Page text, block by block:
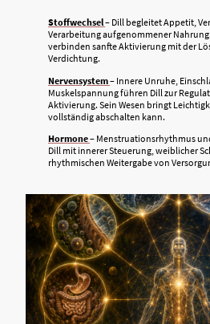
Stoffwechsel– Dill begleitet Appetit,
Verarbeitung aufgenommener
verbinden sanfte Aktivierung mit der
Verdichtung.
Nervensystem– Innere Unruhe,
Muskelspannung führen Dill zur
Aktivierung. Sein Wesen bringt
vollständig abschalten kann.
Hormone– Menstruationsrhythmus
Dill mit innerer Steuerung, weiblicher
rhythmischen Weitergabe von